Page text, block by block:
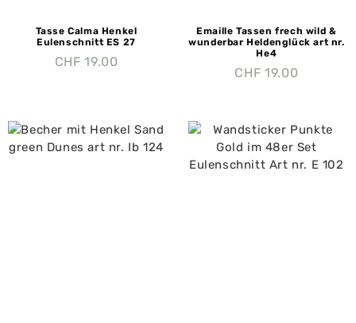
Tasse Calma Henkel
Eulenschnitt ES 27
CHF 19.00
Emaille Tassen frech wild &
wunderbar Heldenglück art nr.
He4
CHF 19.00